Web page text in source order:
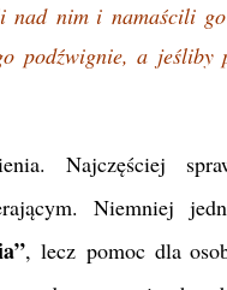
nad nim i namaścili
podźwignie, a jeśliby
Najczęściej
Niemniej
, lecz pomoc dla